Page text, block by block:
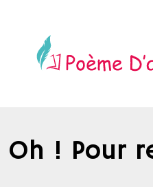
Oh ! Pour